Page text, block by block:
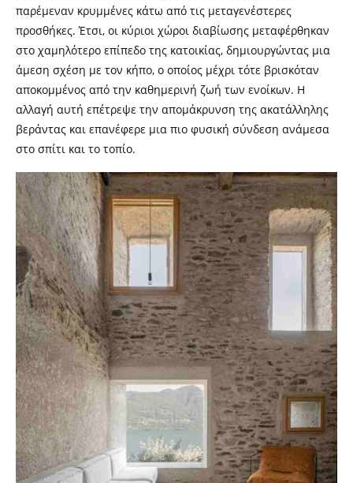
παρέμεναν κρυμμένες κάτω από τις μεταγενέστερες
προσθήκες. Έτσι, οι κύριοι χώροι διαβίωσης μεταφέρθηκαν
στο χαμηλότερο επίπεδο της κατοικίας, δημιουργώντας μια
άμεση σχέση με τον κήπο, ο οποίος μέχρι τότε βρισκόταν
αποκομμένος από την καθημερινή ζωή των ενοίκων. Η
αλλαγή αυτή επέτρεψε την απομάκρυνση της ακατάλληλης
βεράντας και επανέφερε μια πιο φυσική σύνδεση ανάμεσα
στο σπίτι και το τοπίο.